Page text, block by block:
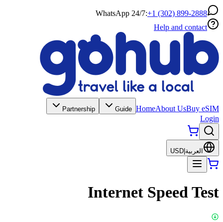
WhatsApp 24/7:+1 (302) 899-2888
Help and contact
HomeAbout UsBuy eSIM
Guide
Partnership
Login
العربية USD
Internet Speed Test